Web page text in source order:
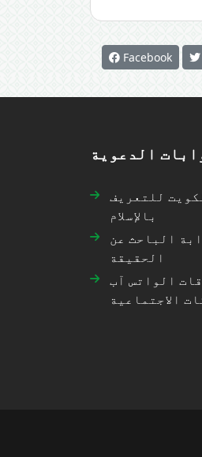
Facebook
الدعوية
للتعريف
بالإسلام
الباحث عن
الحقيقة
الواتس آب
الاجتماعية